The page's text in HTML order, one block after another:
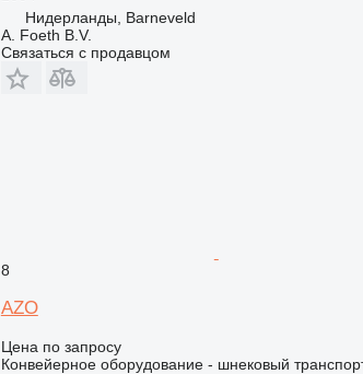
Нидерланды, Barneveld
A. Foeth B.V.
Связаться с продавцом
8
AZO
Цена по запросу
Конвейерное оборудование - шнековый